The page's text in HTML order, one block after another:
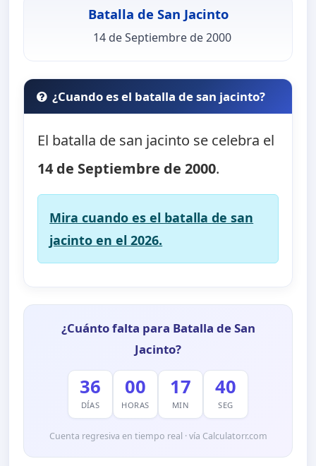
Batalla de San Jacinto
14 de Septiembre de 2000
¿Cuando es el batalla de san jacinto?
El batalla de san jacinto se celebra el
14 de Septiembre de 2000.
Mira cuando es el batalla de san
jacinto en el 2026.
¿Cuánto falta para Batalla de San
Jacinto?
36
DÍAS
00
HORAS
17
MIN
39
SEG
Cuenta regresiva en tiempo real · vía Calculatorr.com